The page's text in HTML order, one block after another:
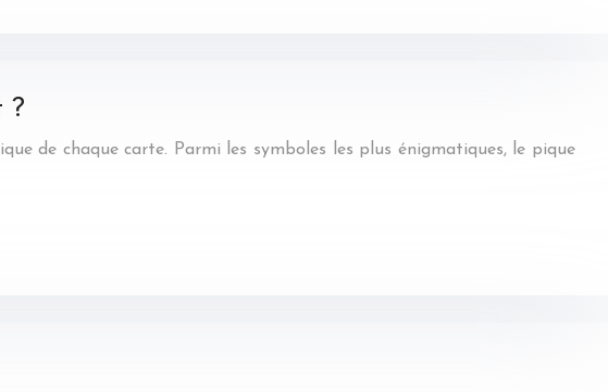
?
de chaque carte. Parmi les symboles les plus énigmatiques, le pique